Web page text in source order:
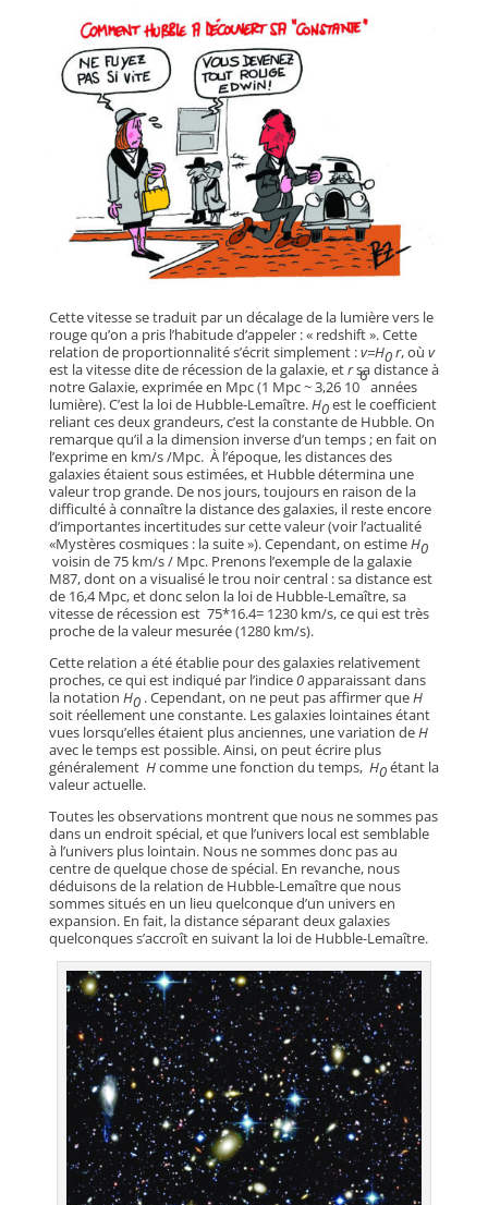
Cette vitesse se traduit par un décalage de la lumière vers le
rouge qu’on a pris l’habitude d’appeler : « redshift ». Cette
relation de proportionnalité s’écrit simplement :v=H0r, où v
est la vitesse dite de récession de la galaxie, etrsa distance à
notre Galaxie, exprimée en Mpc (1 Mpc ~ 3,26 10
6
années
lumière). C’est la loi de Hubble-Lemaître.H0est le coefficient
reliant ces deux grandeurs, c’est la constante de Hubble. On
remarque qu’il a la dimension inverse d’un temps ; en fait on
l’exprime en km/s /Mpc. À l’époque, les distances des
galaxies étaient sous estimées, et Hubble détermina une
valeur trop grande. De nos jours, toujours en raison de la
difficulté à connaître la distance des galaxies, il reste encore
d’importantes incertitudes sur cette valeur (voir l’actualité
«Mystères cosmiques : la suite »). Cependant, on estimeH0
voisin de 75 km/s / Mpc. Prenons l’exemple de la galaxie
M87, dont on a visualisé le trou noir central : sa distance est
de 16,4 Mpc, et donc selon la loi de Hubble-Lemaître, sa
vitesse de récession est 75*16.4= 1230 km/s, ce qui est très
proche de la valeur mesurée (1280 km/s).
Cette relation a été établie pour des galaxies relativement
proches, ce qui est indiqué par l’indice0apparaissant dans
la notation H0. Cependant, on ne peut pas affirmer queH
soit réellement une constante. Les galaxies lointaines étant
vues lorsqu’elles étaient plus anciennes, une variation deH
avec le temps est possible. Ainsi, on peut écrire plus
généralement Hcomme une fonction du temps,H0étant la
valeur actuelle.
Toutes les observations montrent que nous ne sommes pas
dans un endroit spécial, et que l’univers local est semblable
à l’univers plus lointain. Nous ne sommes donc pas au
centre de quelque chose de spécial. En revanche, nous
déduisons de la relation de Hubble-Lemaître que nous
sommes situés en un lieu quelconque d’un univers en
expansion. En fait, la distance séparant deux galaxies
quelconques s’accroît en suivant la loi de Hubble-Lemaître.